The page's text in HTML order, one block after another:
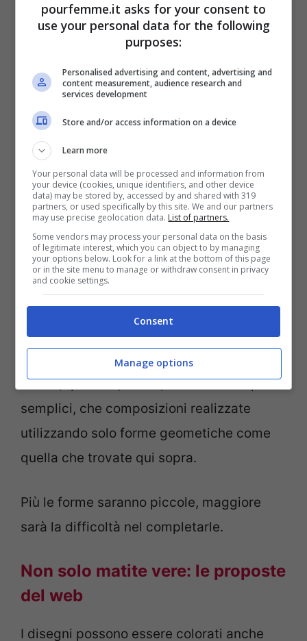
fiorito.
prediligete un fiore più o meno dettagliato,
colorandolo con le tonalità preferite che
possono essere ispirate alla realtà o alla
fantasia. Non dovete essere realistici a
tutti i costi!
Disegni geometrici da colorare
per adulti
Particolarmente amati sono anche i
disegni da colorare per adulti gratiscon
forme geometriche. Ci sono sia disegni
delle singole forme, per esempio triangoli,
cerchi, quadrati, rombi, decisamente più
semplici, che composizioni realizzate
utilizzando solo forme geometiche come
quella che trovate qui sopra.
Più le forme saranno piccole, maggiore
sarà la difficoltà nel completarle.
Non solo matite vere: le proposte
del web
I disegni possono essere colorati anche
pourfemme.it asks for your consent to
use your personal data for the following
purposes:
Personalised advertising and content, advertising and
content measurement, audience research and
services development
Store and/or access information on a device
Learn more
Your personal data will be processed and information from
your device (cookies, unique identifiers, and other device
data) may be stored by, accessed by and shared with 319
partners, or used specifically by this site. We and our partners
may use precise geolocation data. List of partners.
Some vendors may process your personal data on the basis
of legitimate interest, which you can object to by managing
your options below. Look for a link at the bottom of this page
or in the site menu to manage or withdraw consent in privacy
and cookie settings.
Consent
Manage options